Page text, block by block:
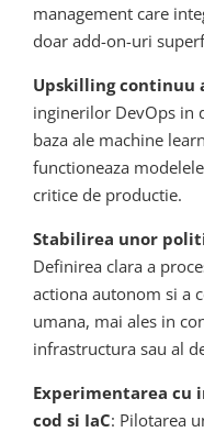
management care
doar add-on-uri
Upskilling continuu
inginerilor DevOps in
baza ale machine
functioneaza
critice de productie.
Stabilirea unor
Definirea clara a
actiona autonom si a
umana, mai ales in
infrastructura sau al
Experimentarea cu
cod si IaC: Pilotarea